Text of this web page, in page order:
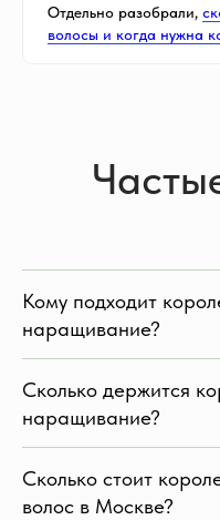
Отдельно разобрали,
волосы и когда нужна
Кому подходит
наращивание?
Сколько держится
наращивание?
Сколько стоит
волос в Москве?